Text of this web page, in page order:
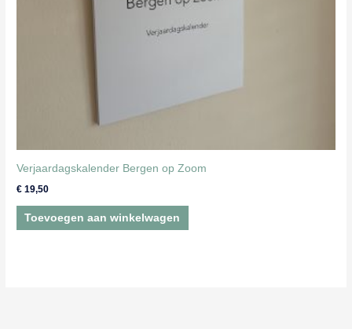
productpagina
Verjaardagskalender Bergen op Zoom
€ 19,50
Toevoegen aan winkelwagen